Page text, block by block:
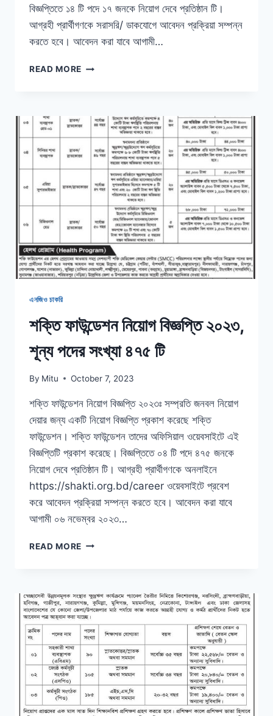
বিজ্ঞপ্তিতে ১৪ টি পদে ১৭ জনকে নিয়োগ দেবে প্রতিষ্ঠান টি।
আগ্রহী প্রার্থীগণকে সরাসরি/ ডাকযোগে আবেদন প্রক্রিয়া সম্পন্ন
করতে হবে। আবেদন করা যাবে আগামী…
READ MORE পদক্ষেপ
নিয়োগ
বিজ্ঞপ্তি
শূন্য
পদ
৫১০
এনজিও চাকরি
শক্তি ফাউন্ডেশন নিয়োগ বিজ্ঞপ্তি ২০২৩,
শূন্য পদের সংখ্যা ৪৭৫ টি
By Mitu October 7, 2023
শক্তি ফাউন্ডেশন নিয়োগ বিজ্ঞপ্তি ২০২৩ঃ সম্প্রতি জনবল নিয়োগ
দেয়ার জন্য একটি নিয়োগ বিজ্ঞপ্তি প্রকাশ করেছে শক্তি
ফাউন্ডেশন। শক্তি ফাউন্ডেশন তাদের অফিসিয়াল ওয়েবসাইটে এই
বিজ্ঞপ্তিটি প্রকাশ করেছে। বিজ্ঞপ্তিতে ০৪ টি পদে ৪৭৫ জনকে
নিয়োগ দেবে প্রতিষ্ঠান টি। আগ্রহী প্রার্থীগণকে অনলাইনে
https://shakti.org.bd/career ওয়েবসাইটে প্রবেশ
করে আবেদন প্রক্রিয়া সম্পন্ন করতে হবে। আবেদন করা যাবে
আগামী ০৬ নভেম্বর ২০২৩…
READ MORE শক্তি
২০২৩,
শূন্য
পদের
সংখ্যা
৪৭৫
টি